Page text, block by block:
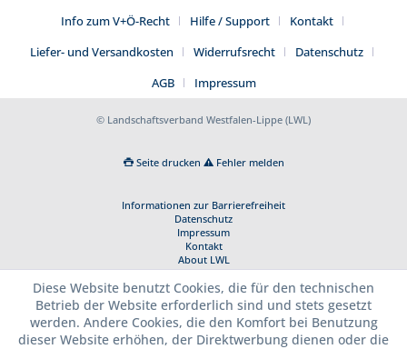
Info zum V+Ö-Recht
Hilfe / Support
Kontakt
Liefer- und Versandkosten
Widerrufsrecht
Datenschutz
AGB
Impressum
© Landschaftsverband Westfalen-Lippe (LWL)
Seite drucken Fehler melden
Informationen zur Barrierefreiheit
Datenschutz
Impressum
Kontakt
About LWL
Diese Website benutzt Cookies, die für den technischen
Betrieb der Website erforderlich sind und stets gesetzt
werden. Andere Cookies, die den Komfort bei Benutzung
dieser Website erhöhen, der Direktwerbung dienen oder die